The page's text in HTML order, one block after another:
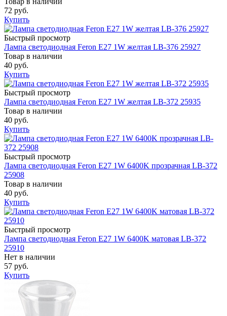
72 руб.
Купить
Быстрый просмотр
Лампа светодиодная Feron E27 1W желтая LB-376 25927
Товар в наличии
40 руб.
Купить
Быстрый просмотр
Лампа светодиодная Feron E27 1W желтая LB-372 25935
Товар в наличии
40 руб.
Купить
Быстрый просмотр
Лампа светодиодная Feron E27 1W 6400K прозрачная LB-372
25908
Товар в наличии
40 руб.
Купить
Быстрый просмотр
Лампа светодиодная Feron E27 1W 6400K матовая LB-372
25910
Нет в наличии
57 руб.
Купить